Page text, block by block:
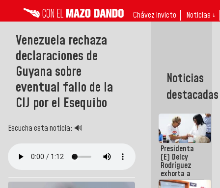
Chávez invicto Noticias ↓
Venezuela rechaza
declaraciones de
Guyana sobre
eventual fallo de la
CIJ por el Esequibo
Escucha esta noticia: 🔊
Noticias
destacadas
Presidenta
(E) Delcy
Rodríguez
exhorta a
gobernadores